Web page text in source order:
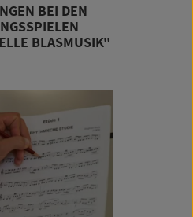
BEI DEN
BLASMUSIK"